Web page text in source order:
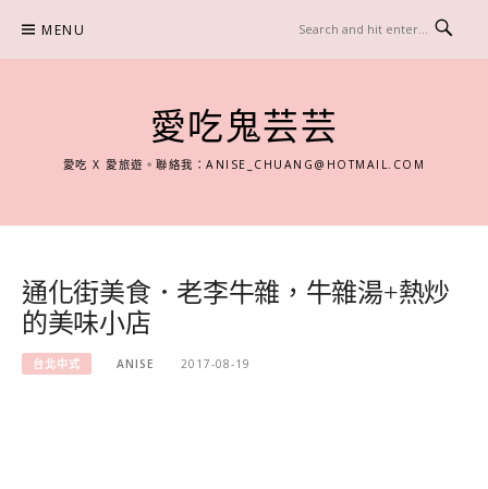
content
MENU
愛吃鬼芸芸
愛吃 X 愛旅遊。聯絡我：ANISE_CHUANG@HOTMAIL.COM
通化街美食．老李牛雜，牛雜湯+熱炒
的美味小店
台北中式 ANISE 2017-08-19